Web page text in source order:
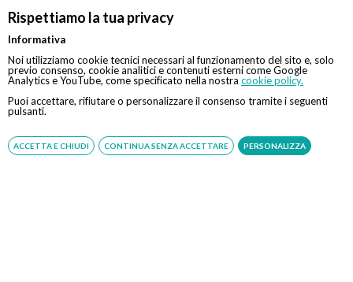
Rispettiamo la tua privacy
Informativa
Noi utilizziamo cookie tecnici necessari al funzionamento del sito e, solo
previo consenso, cookie analitici e contenuti esterni come Google
Analytics e YouTube, come specificato nella nostra cookie policy.
Puoi accettare, rifiutare o personalizzare il consenso tramite i seguenti
pulsanti.
ACCETTA E CHIUDI CONTINUA SENZA ACCETTARE PERSONALIZZA
Tipologia di
esame/procedura
Endoscopia/Colonscopia
Diagnosticare infiammazioni,
ulcere, celiachia, coliti o polipi
intestinali
Capsula endoscopica
Biopsia epatica
Valutare la gravità delle